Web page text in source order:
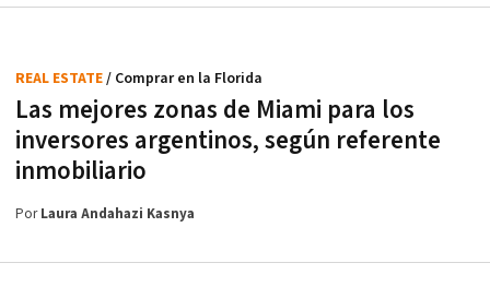
Las mejores zonas de Miami para los
inversores argentinos, según referente
inmobiliario
REAL ESTATE/ Comprar en la Florida
PorLaura Andahazi Kasnya